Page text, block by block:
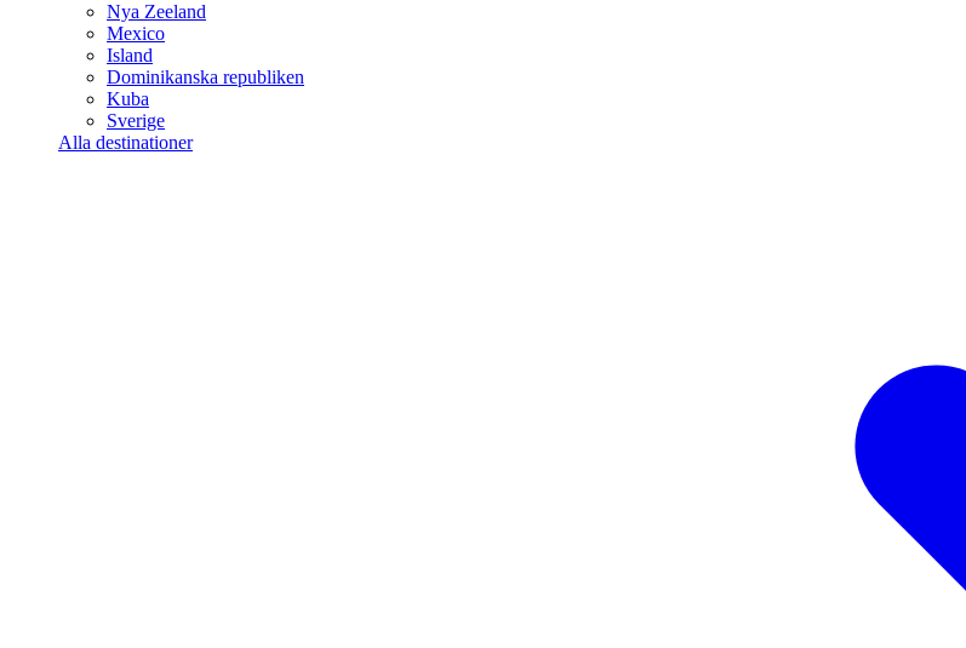
Nya Zeeland
Mexico
Island
Dominikanska republiken
Kuba
Sverige
Alla destinationer